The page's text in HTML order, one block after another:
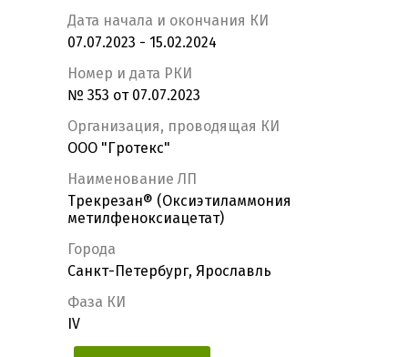
Дата начала и окончания КИ
07.07.2023 - 15.02.2024
Номер и дата РКИ
№ 353 от 07.07.2023
Организация, проводящая КИ
ООО "Гротекс"
Наименование ЛП
Трекрезан® (Оксиэтиламмония
метилфеноксиацетат)
Города
Санкт-Петербург, Ярославль
Фаза КИ
IV